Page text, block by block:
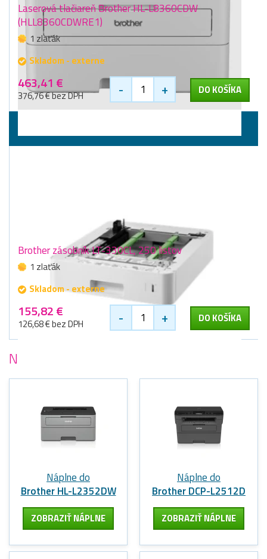
Laserová tlačiareň Brother HL-L8360CDW
(HLL8360CDWRE1)
1 zlaťák
Skladom - externe
463,41 €
376,76 € bez DPH - + DO KOŠÍKA
Brother zásobník LT-330CL, 250 listov
1 zlaťák
Skladom - externe
155,82 €
126,68 € bez DPH - + DO KOŠÍKA
Najobľúbenejšie
Náplne do
Brother HL-L2352DW
ZOBRAZIŤ NÁPLNE
Náplne do
Brother DCP-L2512D
ZOBRAZIŤ NÁPLNE